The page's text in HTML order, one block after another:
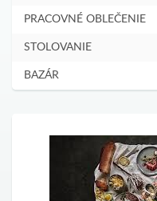
PRACOVNÉ OBLEČENIE
STOLOVANIE
BAZÁR